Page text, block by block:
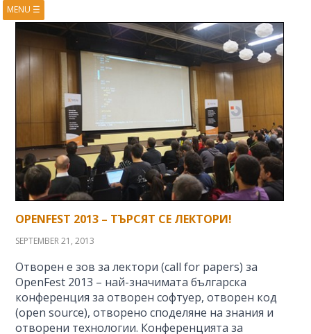
MENU ☰
HOME
ABOUT
BOOKS
COURSES
VIDEOS
PRESENTATIONS
RESEARCH
PUBLICATIONS
CONTACTS
RSS FEED
OPENFEST 2013 – ТЪРСЯТ СЕ ЛЕКТОРИ!
SEPTEMBER 21, 2013
Отворен е зов за лектори (call for papers) за
OpenFest 2013 – най-значимата българска
конференция за отворен софтуер, отворен код
(open source), отворено споделяне на знания и
отворени технологии. Конференцията за